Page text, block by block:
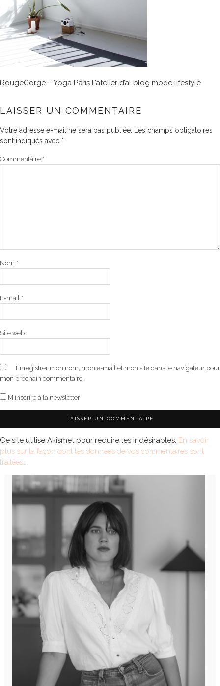
RougeGorge – Yoga Paris L’atelier d’al blog mode lifestyle
LAISSER UN COMMENTAIRE
Votre adresse e-mail ne sera pas publiée.
Les champs obligatoires
sont indiqués avec *
Commentaire *
Nom *
E-mail *
Site web
Enregistrer mon nom, mon e-mail et mon site dans le navigateur pour
mon prochain commentaire.
M'inscrire à la newsletter
Ce site utilise Akismet pour réduire les indésirables. En savoir
plus sur la façon dont les données de vos commentaires sont
traitées.